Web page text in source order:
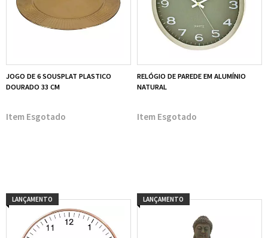
JOGO DE 6 SOUSPLAT PLASTICO
DOURADO 33 CM
Esgotado
RELÓGIO DE PAREDE EM ALUMÍNIO
NATURAL
Esgotado
LANÇAMENTO LANÇAMENTO